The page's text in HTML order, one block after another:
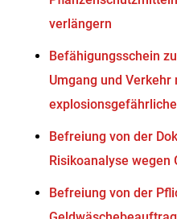
verlängern
Befähigungsschein
Umgang und Verkehr
Befreiung von der
Risikoanalyse wegen
Befreiung von der